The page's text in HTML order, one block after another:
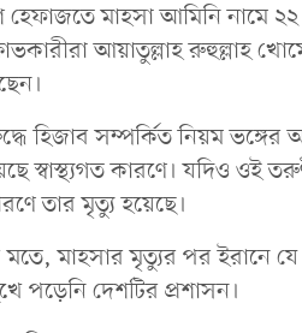
হেফাজতে মাহসা আমিনি নামে
আয়াতুল্লাহ রুহুল্লাহ
হিজাব সম্পর্কিত নিয়ম
স্বাস্থ্যগত কারণে। যদিও ওই
তার মৃত্যু হয়েছে।
মতে, মাহসার মৃত্যুর পর ইরানে
পড়েনি দেশটির প্রশাসন।